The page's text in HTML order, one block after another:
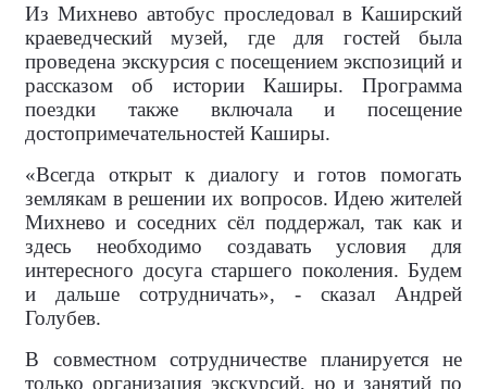
Из Михнево автобус проследовал в Каширский
краеведческий музей, где для гостей была
проведена экскурсия с посещением экспозиций и
рассказом об истории Каширы. Программа
поездки также включала и посещение
достопримечательностей Каширы.
«Всегда открыт к диалогу и готов помогать
землякам в решении их вопросов. Идею жителей
Михнево и соседних сёл поддержал, так как и
здесь необходимо создавать условия для
интересного досуга старшего поколения. Будем
и дальше сотрудничать», - сказал Андрей
Голубев.
В совместном сотрудничестве планируется не
только организация экскурсий, но и занятий по